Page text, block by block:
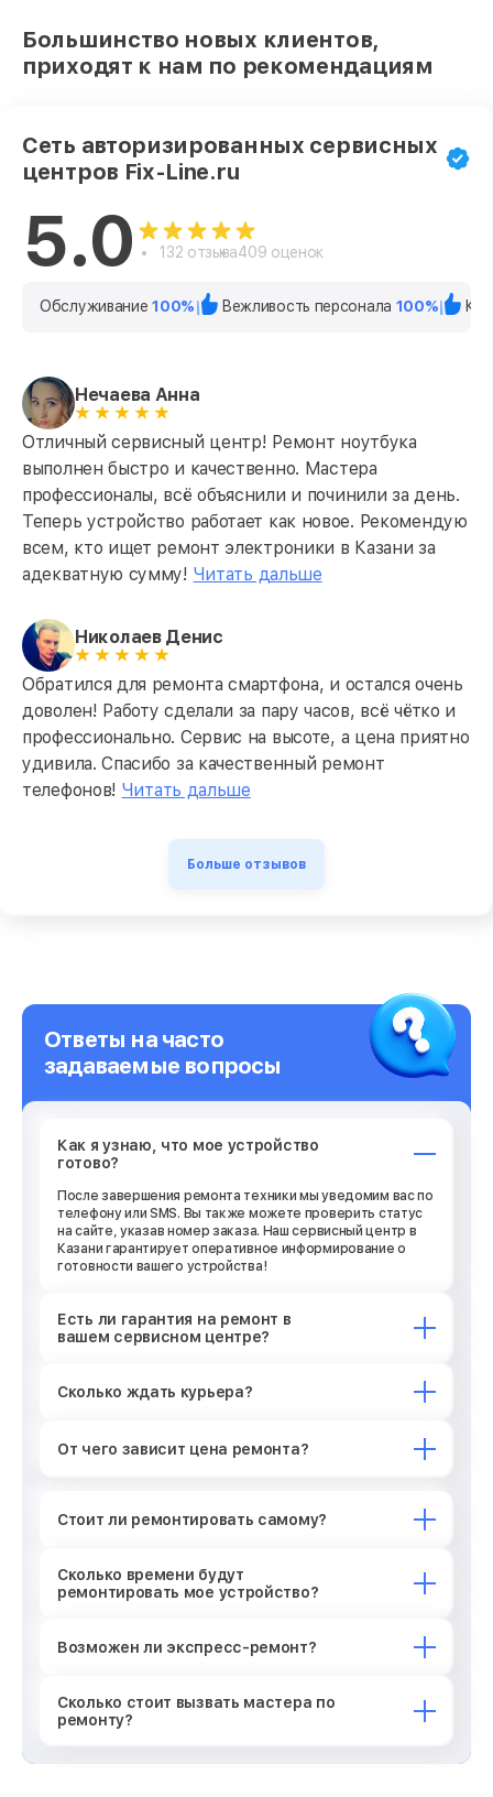
Большинство новых клиентов,
приходят к нам по рекомендациям
Сеть авторизированных сервисных
центров Fix-Line.ru
5.0 132 отзыва409 оценок
Обслуживание100% Вежливость персонала 100%
Нечаева Анна
Отличный сервисный центр! Ремонт ноутбука
выполнен быстро и качественно. Мастера
профессионалы, всё объяснили и починили за день.
Теперь устройство работает как новое. Рекомендую
всем, кто ищет ремонт электроники в Казани за
адекватную сумму! Читать дальше
Николаев Денис
Обратился для ремонта смартфона, и остался очень
доволен! Работу сделали за пару часов, всё чётко и
профессионально. Сервис на высоте, а цена приятно
удивила. Спасибо за качественный ремонт
телефонов! Читать дальше
Больше отзывов
Ответы на часто
задаваемые вопросы
Как я узнаю, что мое устройство
готово?
После завершения ремонта техники мы уведомим вас по
телефону или SMS. Вы также можете проверить статус
на сайте, указав номер заказа. Наш сервисный центр в
Казани гарантирует оперативное информирование о
готовности вашего устройства!
Есть ли гарантия на ремонт в
вашем сервисном центре?
Сколько ждать курьера?
От чего зависит цена ремонта?
Стоит ли ремонтировать самому?
Сколько времени будут
ремонтировать мое устройство?
Возможен ли экспресс-ремонт?
Сколько стоит вызвать мастера по
ремонту?